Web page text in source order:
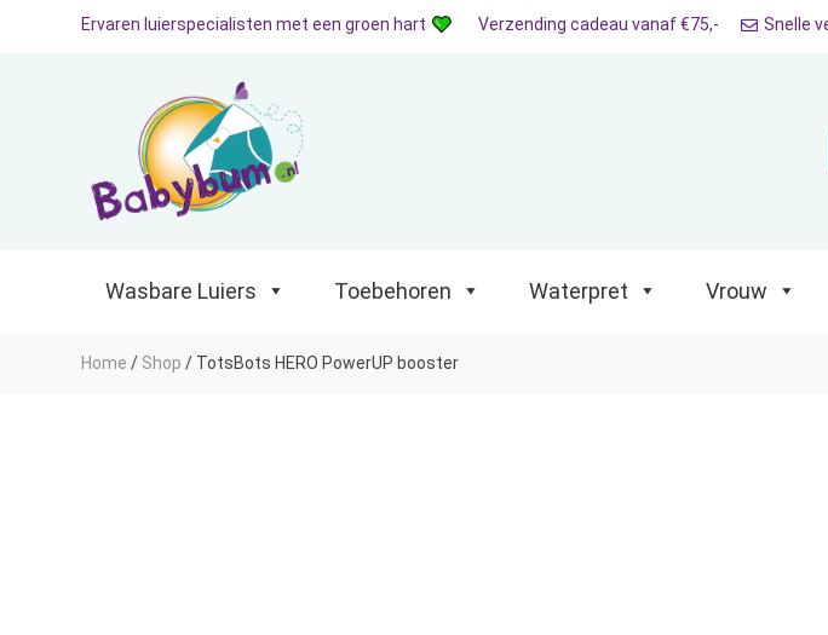
Wasbare Luiers Toebehoren
Ervaren luierspecialisten met een groen hart Verzending cadeau vanaf €75,- Snelle
Wasbare Luiers Toebehoren Waterpret Vrouw
Home / Shop / TotsBots HERO PowerUP booster